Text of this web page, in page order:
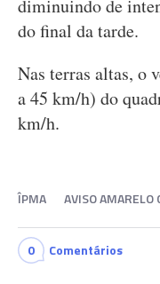
diminuindo de
do final da tarde.
Nas terras altas, o
a 45 km/h) do
km/h.
ÎPMA AVISO AMARELO
0 Comentários